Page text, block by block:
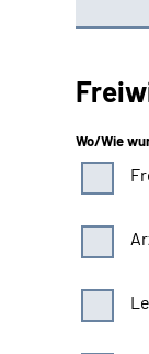
Wo/Wie